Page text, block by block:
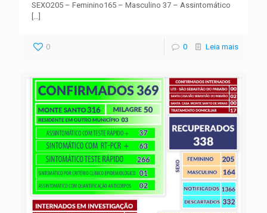
SEXO205 – Feminino165 – Masculino 37 – Assintomático
[…]
0 0 Leia mais